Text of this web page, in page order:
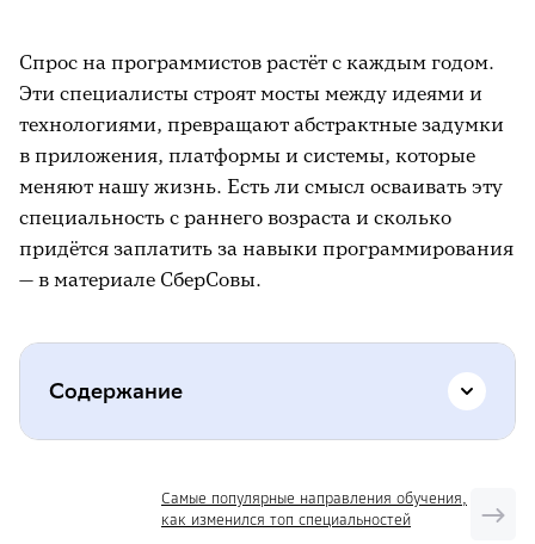
Спрос на программистов растёт с каждым годом.
Эти специалисты строят мосты между идеями и
технологиями, превращают абстрактные задумки
в приложения, платформы и системы, которые
меняют нашу жизнь. Есть ли смысл осваивать эту
специальность с раннего возраста и сколько
придётся заплатить за навыки программирования
— в материале СберСовы.
Содержание
курсы — что выбрать
Самые популярные направления обучения,
как изменился топ специальностей